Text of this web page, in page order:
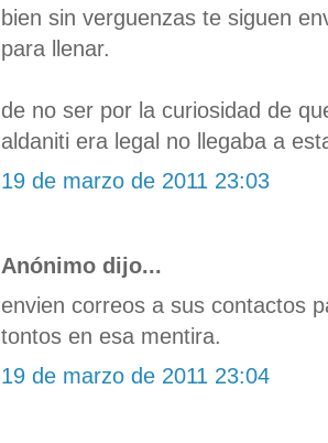
bien sin verguenzas te siguen
para llenar.
de no ser por la curiosidad de
aldaniti era legal no llegaba a
19 de marzo de 2011 23:03
Anónimo dijo...
envien correos a sus contactos
tontos en esa mentira.
19 de marzo de 2011 23:04